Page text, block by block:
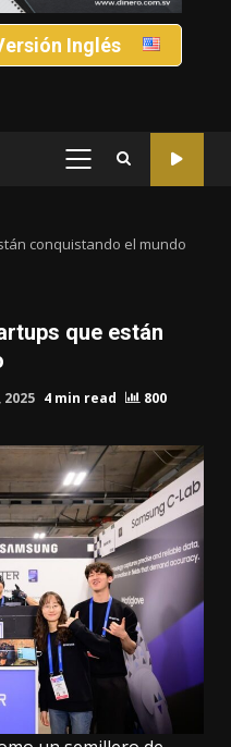
Inglés
PRIMARY
conquistando el mundo
que están
4 min read 800